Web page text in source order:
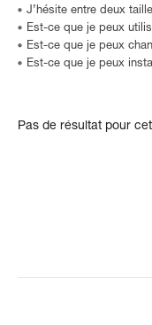
J’hésite entre deux
Est-ce que je peux
Est-ce que je peux
Est-ce que je peux
Pas de résultat pour